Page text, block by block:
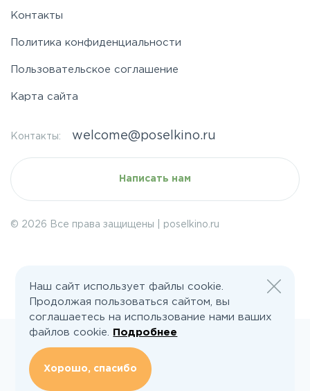
Контакты
Политика конфиденциальности
Пользовательское соглашение
Карта сайта
Контакты: welcome@poselkino.ru
Написать нам
© 2026 Все права защищены | poselkino.ru
Наш сайт использует файлы cookie.
Продолжая пользоваться сайтом, вы
соглашаетесь на использование нами ваших
файлов cookie.
Подробнее
Хорошо, спасибо